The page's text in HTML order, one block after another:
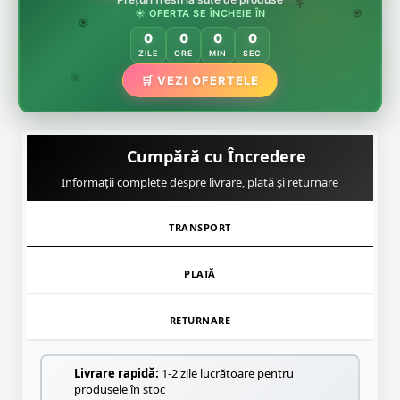
🌿
🌸
☀️ OFERTA SE ÎNCHEIE ÎN
0
ZILE
0
ORE
0
MIN
0
SEC
🛒 VEZI OFERTELE
Cumpără cu Încredere
Informații complete despre livrare, plată și returnare
TRANSPORT
PLATĂ
RETURNARE
Livrare rapidă: 1-2 zile lucrătoare pentru
produsele în stoc